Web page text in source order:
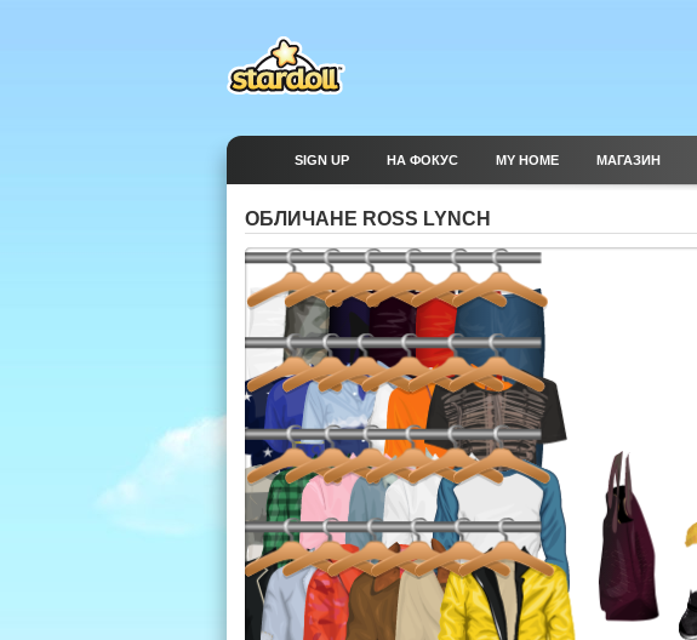
SIGN UP НА ФОКУС MY HOME МАГАЗИН
ОБЛИЧАНЕ ROSS LYNCH